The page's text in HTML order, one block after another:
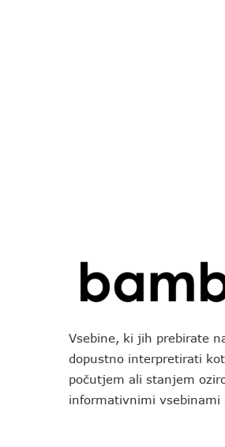
Vsebine, ki jih prebirate
dopustno interpretirati
počutjem ali stanjem
informativnimi vsebinami